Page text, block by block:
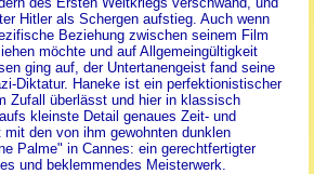
Hitler als Schergen aufstieg. Auch wenn
Beziehung zwischen seinem Film
möchte und auf Allgemeingültigkeit
ging auf, der Untertanengeist fand seine
Diktatur. Haneke ist ein perfektionistischer
Zufall überlässt und hier in klassisch
kleinste Detail genaues Zeit- und
den von ihm gewohnten dunklen
Palme" in Cannes: ein gerechtfertigter
und beklemmendes Meisterwerk.